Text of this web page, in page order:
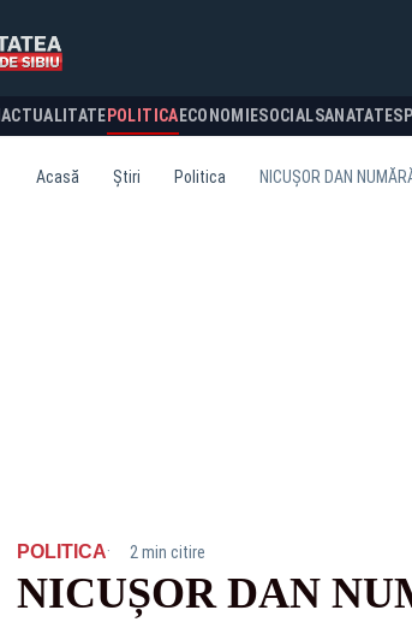
ACTUALITATE POLITICA ECONOMIESOCIALSANATATE
Acasă Știri Politica
POLITICA· 2 min citire
NICUȘOR DAN